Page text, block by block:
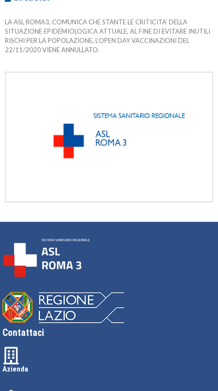
LA ASL ROMA3, COMUNICA CHE STANTE LE CRITICITA’ DELLA
SITUAZIONE EPIDEMIOLOGICA ATTUALE, AL FINE DI EVITARE INUTILI
RISCHI PER LA POPOLAZIONE, L’OPEN DAY VACCINAZIONI DEL
22/11/2020 VIENE ANNULLATO.
Contattaci
Azienda